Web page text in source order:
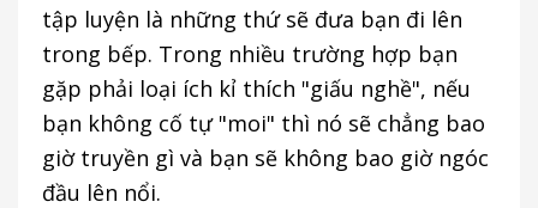
tập luyện là những thứ sẽ đưa bạn đi lên
trong bếp. Trong nhiều trường hợp bạn
gặp phải loại ích kỉ thích "giấu nghề", nếu
bạn không cố tự "moi" thì nó sẽ chẳng bao
giờ truyền gì và bạn sẽ không bao giờ ngóc
đầu lên nổi.